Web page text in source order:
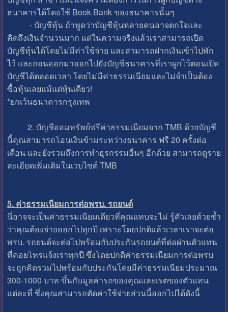
ธนาคารได้โดยใช้ Book Bank ของธนาคารนั้นๆ
- บัญชีหุ้น ถ้าพูดว่าบัญชีหุ้นหลายคนอาจตกใจและ
คิดถึงเงินจำนวนมาก แต่ในความจริงแล้วเราสามารถเปิด
บัญชีหุ้นได้โดยไม่มีค่าใช้จ่าย และสามารถฝากเงินเข้าไปพัก
ไว้ และถอนออกมาออกไปยังบัญชีธนาคารที่เราผูกไว้ตอนเปิด
บัญชีได้ตลอดเวลา โดยไม่มีค่าธรรมเนียมและไม่จำเป็นต้อง
ซื้อหุ้นเลยแม้แต่หุ้นเดียว!
*ยกเว้นธนาคารกรุงเทพ
2. บัญชีออมทรัพย์ฟรีค่าธรรมเนียมจาก TMB ด้วยบัญชี
นี้คุณสามารถโอนเงินข้ามระหว่างธนาคาร ฟรี 20 ครั้งต่อ
เดือน และยังรวมถึงการทำธุรกรรมอื่นๆ อีกด้วย สามารถดูราย
ละเอียดเพิ่มเติมในเวบไซต์ TMB
5. ค่าธรรมเนียมการต่อพรบ. รถยนต์
นี่อาจจะเป็นค่าธรรมเนียมเดียวที่คุณแทบจะไม่ รู้ตัวเลยด้วยซ้ำ
ว่าคุณต้องจ่ายออกไปทุกปี เพราะโดยปกติแล้วเวลาเราจะต่อ
พรบ. รถยนต์จะต่อไปพร้อมกับประกันรถยนต์ที่ต่อผ่านตัวแทน
ที่คอยโทรแจ้งเราทุกปี ซึ่งโดยปกติค่าธรรมเนียมการต่อพรบ
จะถูกคิดรวมไปพร้อมกับประกันโดยมีค่าธรรมเนียมประมาณ
300-1000 บาท ขึ้นกับมูลค่ารถของคุณและเรตของตัวแทน
แต่ละที่ ซึ่งคุณสามารถตัดค่าใช้จ่ายส่วนนี้ออกไปได้ดังนี้